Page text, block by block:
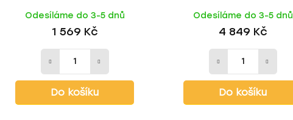
Odesíláme do 3-5 dnů
1 569 Kč
Do košíku
Odesíláme do 3-5 dnů
4 849 Kč
Do košíku